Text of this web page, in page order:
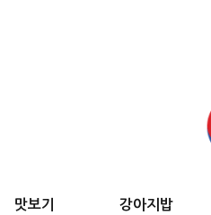
맛보기 강아지밥